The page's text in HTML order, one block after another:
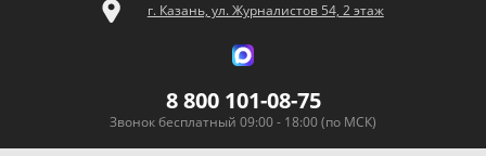
г. Казань, ул. Журналистов 54, 2 этаж
8 800 101-08-75
Звонок бесплатный 09:00 - 18:00 (по МСК)